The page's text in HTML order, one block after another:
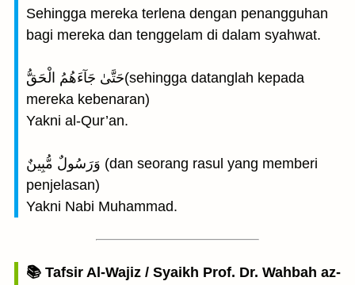
Sehingga mereka terlena dengan penangguhan
bagi mereka dan tenggelam di dalam syahwat.
حَتَّىٰ جَآءَهُمُ الْحَقُّ(sehingga datanglah kepada
mereka kebenaran)
Yakni al-Qur’an.
وَرَسُولٌ مُّبِينٌ (dan seorang rasul yang memberi
penjelasan)
Yakni Nabi Muhammad.
📚 Tafsir Al-Wajiz / Syaikh Prof. Dr. Wahbah az-